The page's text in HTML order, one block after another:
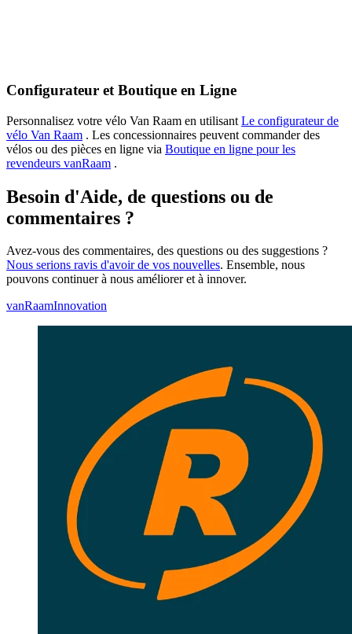
Configurateur et Boutique en Ligne
Personnalisez votre vélo Van Raam en utilisant Le configurateur de
vélo Van Raam . Les concessionnaires peuvent commander des
vélos ou des pièces en ligne via Boutique en ligne pour les
revendeurs vanRaam .
Besoin d'Aide, de questions ou de
commentaires ?
Avez-vous des commentaires, des questions ou des suggestions ?
Nous serions ravis d'avoir de vos nouvelles. Ensemble, nous
pouvons continuer à nous améliorer et à innover.
vanRaamInnovation